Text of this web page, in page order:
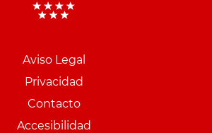
Aviso Legal
Privacidad
Contacto
Accesibilidad